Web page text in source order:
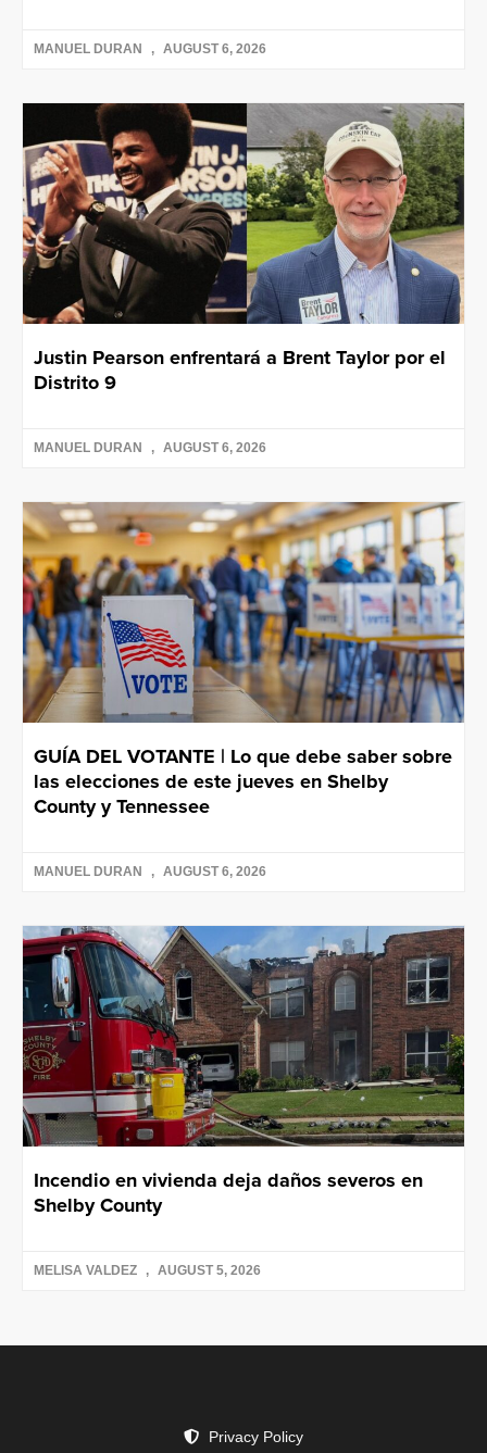
MANUEL DURAN AUGUST 6, 2026
Justin Pearson enfrentará a Brent Taylor por el
Distrito 9
MANUEL DURAN AUGUST 6, 2026
GUÍA DEL VOTANTE | Lo que debe saber sobre
las elecciones de este jueves en Shelby
County y Tennessee
MANUEL DURAN AUGUST 6, 2026
Incendio en vivienda deja daños severos en
Shelby County
MELISA VALDEZ AUGUST 5, 2026
Privacy Policy